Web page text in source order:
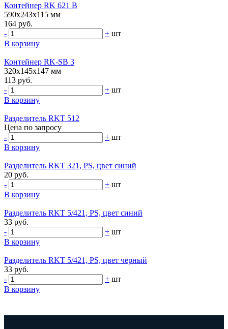
Контейнер RK 621 B
590х243х115 мм
164 руб.
-
+ шт
В корзину
Контейнер RK-SB 3
320х145х147 мм
113 руб.
-
+ шт
В корзину
Разделитель RKT 512
Цена по запросу
-
+ шт
В корзину
Разделитель RKT 321, PS, цвет синий
20 руб.
-
+ шт
В корзину
Разделитель RKT 5/421, PS, цвет синий
33 руб.
-
+ шт
В корзину
Разделитель RKT 5/421, PS, цвет черный
33 руб.
-
+ шт
В корзину